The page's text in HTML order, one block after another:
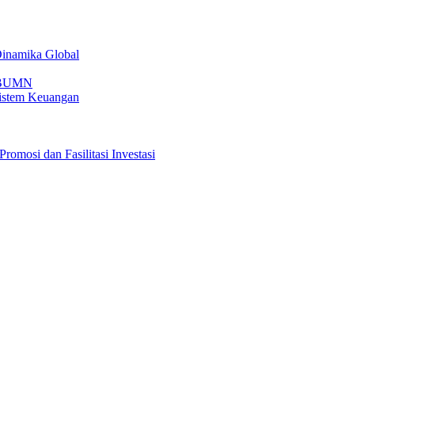
Global
Keuangan
dan Fasilitasi Investasi